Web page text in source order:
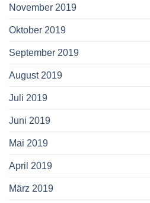
November 2019
Oktober 2019
September 2019
August 2019
Juli 2019
Juni 2019
Mai 2019
April 2019
März 2019